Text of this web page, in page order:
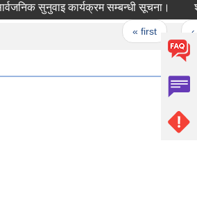
सुनुवाइ कार्यक्रम सम्बन्धी सूचना। शुद्धोदन
‹